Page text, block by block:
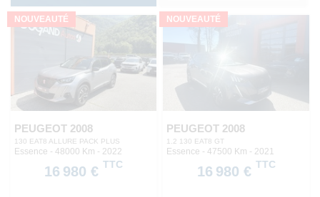
NOUVEAUTÉ
PEUGEOT 2008
130 EAT8 ALLURE PACK PLUS
Essence - 48000 Km - 2022
16 980 € TTC
NOUVEAUTÉ
PEUGEOT 2008
1.2 130 EAT8 GT
Essence - 47500 Km - 2021
16 980 € TTC